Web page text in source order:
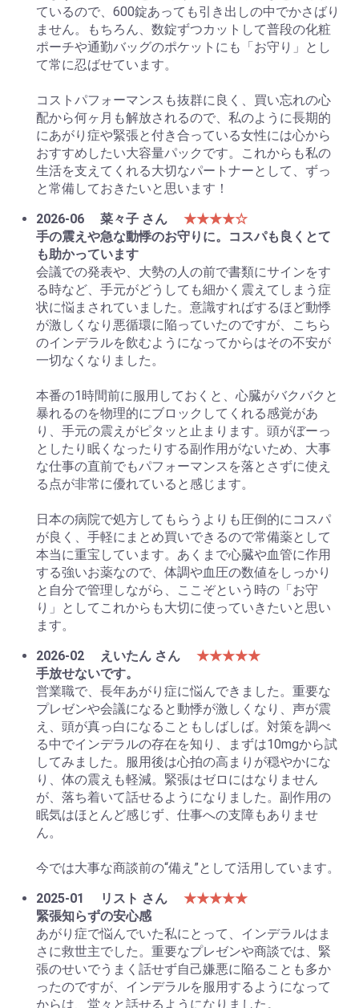
ているので、600錠あっても引き出しの中でかさばり
ません。もちろん、数錠ずつカットして普段の化粧
ポーチや通勤バッグのポケットにも「お守り」とし
て常に忍ばせています。
コストパフォーマンスも抜群に良く、買い忘れの心
配から何ヶ月も解放されるので、私のように長期的
にあがり症や緊張と付き合っている女性には心から
おすすめしたい大容量パックです。これからも私の
生活を支えてくれる大切なパートナーとして、ずっ
と常備しておきたいと思います！
2026-06
菜々子 さん
★★★★☆
手の震えや急な動悸のお守りに。コスパも良くとて
も助かっています
会議での発表や、大勢の人の前で書類にサインをす
る時など、手元がどうしても細かく震えてしまう症
状に悩まされていました。意識すればするほど動悸
が激しくなり悪循環に陥っていたのですが、こちら
のインデラルを飲むようになってからはその不安が
一切なくなりました。
本番の1時間前に服用しておくと、心臓がバクバクと
暴れるのを物理的にブロックしてくれる感覚があ
り、手元の震えがピタッと止まります。頭がぼーっ
としたり眠くなったりする副作用がないため、大事
な仕事の直前でもパフォーマンスを落とさずに使え
る点が非常に優れていると感じます。
日本の病院で処方してもらうよりも圧倒的にコスパ
が良く、手軽にまとめ買いできるので常備薬として
本当に重宝しています。あくまで心臓や血管に作用
する強いお薬なので、体調や血圧の数値をしっかり
と自分で管理しながら、ここぞという時の「お守
り」としてこれからも大切に使っていきたいと思い
ます。
2026-02
えいたん さん
★★★★★
手放せないです。
営業職で、長年あがり症に悩んできました。重要な
プレゼンや会議になると動悸が激しくなり、声が震
え、頭が真っ白になることもしばしば。対策を調べ
る中でインデラルの存在を知り、まずは10mgから試
してみました。服用後は心拍の高まりが穏やかにな
り、体の震えも軽減。緊張はゼロにはなりません
が、落ち着いて話せるようになりました。副作用の
眠気はほとんど感じず、仕事への支障もありませ
ん。
今では大事な商談前の“備え”として活用しています。
2025-01
リスト さん
★★★★★
緊張知らずの安心感
あがり症で悩んでいた私にとって、インデラルはま
さに救世主でした。重要なプレゼンや商談では、緊
張のせいでうまく話せず自己嫌悪に陥ることも多か
ったのですが、インデラルを服用するようになって
からは、堂々と話せるようになりました。